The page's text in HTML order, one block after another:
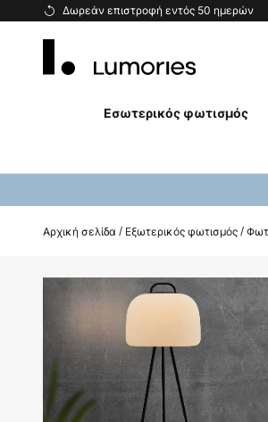
Δωρεάν επιστροφή εντός 50 ημερών
Μετάβαση
Εσωτερικός φωτισμός
Αρχική σελίδα Εξωτερικός φωτισμός
Μετάβαση
τέλος
της
συλλογής
εικόνων